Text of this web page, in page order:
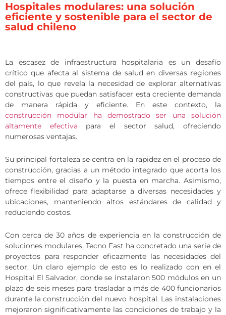
Hospitales modulares: una solución
eficiente y sostenible para el sector de
salud chileno
La escasez de infraestructura hospitalaria es un desafío
crítico que afecta al sistema de salud en diversas regiones
del país, lo que revela la necesidad de explorar alternativas
constructivas que puedan satisfacer esta creciente demanda
de manera rápida y eficiente. En este contexto, la
construcción modular ha demostrado ser una solución
altamente efectiva para el sector salud, ofreciendo
numerosas ventajas.
Su principal fortaleza se centra en la rapidez en el proceso de
construcción, gracias a un método integrado que acorta los
tiempos entre el diseño y la puesta en marcha. Asimismo,
ofrece flexibilidad para adaptarse a diversas necesidades y
ubicaciones, manteniendo altos estándares de calidad y
reduciendo costos.
Con cerca de 30 años de experiencia en la construcción de
soluciones modulares, Tecno Fast ha concretado una serie de
proyectos para responder eficazmente las necesidades del
sector. Un claro ejemplo de esto es lo realizado con en el
Hospital El Salvador, donde se instalaron 500 módulos en un
plazo de seis meses para trasladar a más de 400 funcionarios
durante la construcción del nuevo hospital. Las instalaciones
mejoraron significativamente las condiciones de trabajo y la